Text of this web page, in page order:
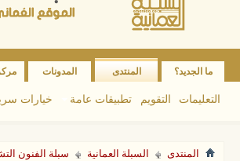
ما الجديد؟ المنتدى
التعليمات التقويم تطبيقات عامة خيارات
المدونات
المنتدى السبلة العمانية سبلة الفنون